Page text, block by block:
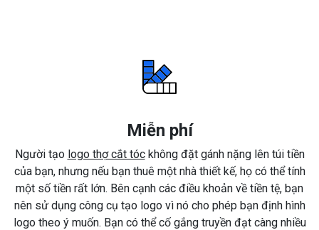
Miễn phí
Người tạo logo thợ cắt tóckhông đặt gánh nặng lên túi tiền
của bạn, nhưng nếu bạn thuê một nhà thiết kế, họ có thể tính
một số tiền rất lớn. Bên cạnh các điều khoản về tiền tệ, bạn
nên sử dụng công cụ tạo logo vì nó cho phép bạn định hình
logo theo ý muốn. Bạn có thể cố gắng truyền đạt càng nhiều